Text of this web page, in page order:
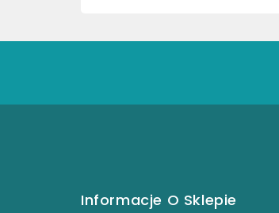
Informacje O Sklepie